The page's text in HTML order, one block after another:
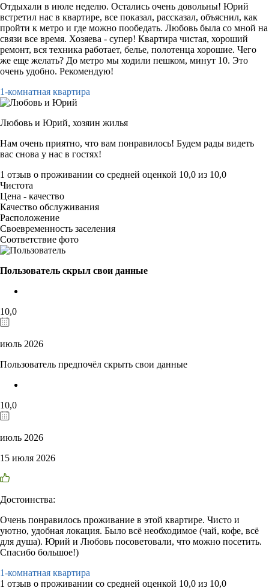
Отдыхали в июле неделю. Остались очень довольны! Юрий
встретил нас в квартире, все показал, рассказал, объяснил, как
пройти к метро и где можно пообедать. Любовь была со мной на
связи все время. Хозяева - супер! Квартира чистая, хороший
ремонт, вся техника работает, белье, полотенца хорошие. Чего
же еще желать? До метро мы ходили пешком, минут 10. Это
очень удобно. Рекомендую!
1-комнатная квартира
Любовь и Юрий, хозяин жилья
Нам очень приятно, что вам понравилось! Будем рады видеть
вас снова у нас в гостях!
1 отзыв о проживании со средней оценкой 10,0 из 10,0
Чистота
Цена - качество
Качество обслуживания
Расположение
Своевременность заселения
Соответствие фото
Пользователь скрыл свои данные
10,0
июль 2026
Пользователь предпочёл скрыть свои данные
10,0
июль 2026
15 июля 2026
Достоинства:
Очень понравилось проживание в этой квартире. Чисто и
уютно, удобная локация. Было всё необходимое (чай, кофе, всё
для душа). Юрий и Любовь посоветовали, что можно посетить.
Спасибо большое!)
1-комнатная квартира
1 отзыв о проживании со средней оценкой 10,0 из 10,0